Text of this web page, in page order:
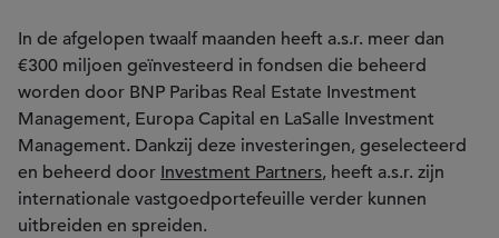
In de afgelopen twaalf maanden heeft a.s.r. meer dan
€300 miljoen geïnvesteerd in fondsen die beheerd
worden door BNP Paribas Real Estate Investment
Management, Europa Capital en LaSalle Investment
Management. Dankzij deze investeringen, geselecteerd
en beheerd door Investment Partners, heeft a.s.r. zijn
internationale vastgoedportefeuille verder kunnen
uitbreiden en spreiden.